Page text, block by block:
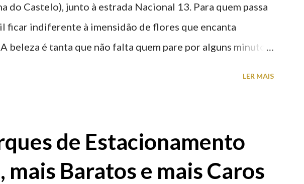
do Castelo), junto à estrada Nacional 13. Para quem passa
ficar indiferente à imensidão de flores que encanta
beleza é tanta que não falta quem pare por alguns minutos
LER MAIS
de Estacionamento
mais Baratos e mais Caros